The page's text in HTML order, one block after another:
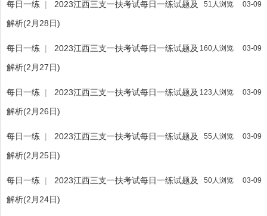
03-09
51人浏览
每日一练 |
2023江西三支一扶考试每日一练试题及
解析(2月28日)
03-09
160人浏览
每日一练 |
2023江西三支一扶考试每日一练试题及
解析(2月27日)
03-09
123人浏览
每日一练 |
2023江西三支一扶考试每日一练试题及
解析(2月26日)
03-09
55人浏览
每日一练 |
2023江西三支一扶考试每日一练试题及
解析(2月25日)
03-09
50人浏览
每日一练 |
2023江西三支一扶考试每日一练试题及
解析(2月24日)